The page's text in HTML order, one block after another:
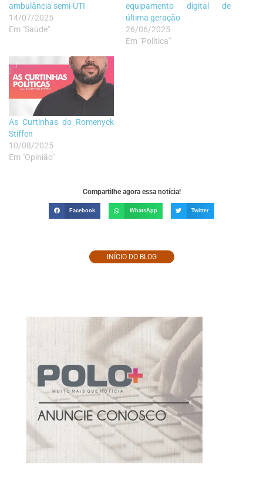
ambulância semi-UTI
14/07/2025
Em "Saúde"
equipamento digital de
última geração
26/06/2025
Em "Política"
As Curtinhas do Romenyck
Stiffen
10/08/2025
Em "Opinião"
Compartilhe agora essa notícia!
Facebook WhatsApp Twitter
INÍCIO DO BLOG